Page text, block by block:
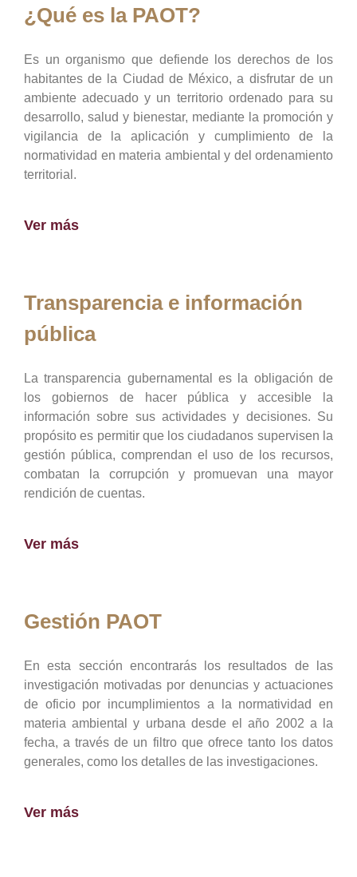
¿Qué es la PAOT?
Es un organismo que defiende los derechos de los
habitantes de la Ciudad de México, a disfrutar de un
ambiente adecuado y un territorio ordenado para su
desarrollo, salud y bienestar, mediante la promoción y
vigilancia de la aplicación y cumplimiento de la
normatividad en materia ambiental y del ordenamiento
territorial.
Ver más
Transparencia e información
pública
La transparencia gubernamental es la obligación de
los gobiernos de hacer pública y accesible la
información sobre sus actividades y decisiones. Su
propósito es permitir que los ciudadanos supervisen la
gestión pública, comprendan el uso de los recursos,
combatan la corrupción y promuevan una mayor
rendición de cuentas.
Ver más
Gestión PAOT
En esta sección encontrarás los resultados de las
investigación motivadas por denuncias y actuaciones
de oficio por incumplimientos a la normatividad en
materia ambiental y urbana desde el año 2002 a la
fecha, a través de un filtro que ofrece tanto los datos
generales, como los detalles de las investigaciones.
Ver más